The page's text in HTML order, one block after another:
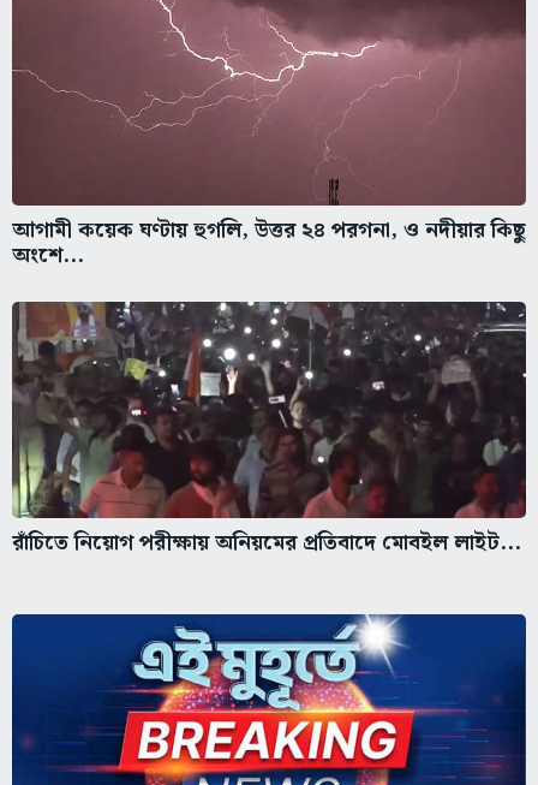
আগামী কয়েক ঘণ্টায় হুগলি, উত্তর ২৪ পরগনা, ও নদীয়ার কিছু
অংশে...
রাঁচিতে নিয়োগ পরীক্ষায় অনিয়মের প্রতিবাদে মোবইল লাইট...